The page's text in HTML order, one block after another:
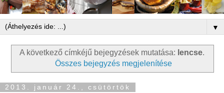
▼
A következő címkéjű bejegyzések mutatása: lencse.
Összes bejegyzés megjelenítése
2013. január 24., csütörtök